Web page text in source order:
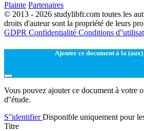
Plainte Partenaires
© 2013 - 2026 studylibfr.com toutes les
droits d'auteur sont la propriété de leurs
GDPR Confidentialité Conditions
Ajouter ce document à la
Vous pouvez ajouter ce document à votre
d''étude.
S''identifierDisponible uniquement pour
Titre